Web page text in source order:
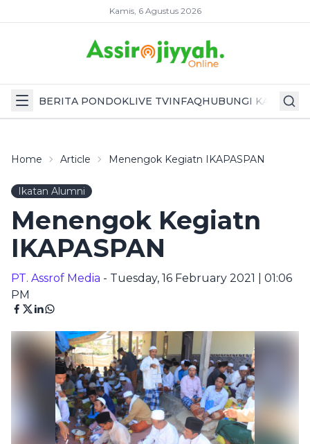
Kamis, 6 Agustus 2026
BERITA PONDOKLIVE TVINFAQHUBUNGI KAMI
Home Article Menengok Kegiatn IKAPASPAN
Ikatan Alumni
Menengok Kegiatn
IKAPASPAN
PT. Assrof Media - Tuesday, 16 February 2021 | 01:06
PM